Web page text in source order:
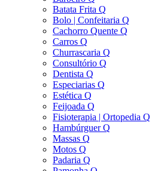
Batata Frita Q
Bolo | Confeitaria Q
Cachorro Quente Q
Carros Q
Churrascaria Q
Consultório Q
Dentista Q
Especiarias Q
Estética Q
Feijoada Q
Fisioterapia | Ortopedia Q
Hambúrguer Q
Massas Q
Motos Q
Padaria Q